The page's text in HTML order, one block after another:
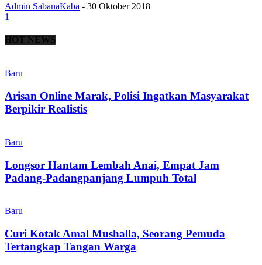
Admin SabanaKaba - 30 Oktober 2018
1
HOT NEWS
Baru
Arisan Online Marak, Polisi Ingatkan Masyarakat
Berpikir Realistis
Baru
Longsor Hantam Lembah Anai, Empat Jam
Padang-Padangpanjang Lumpuh Total
Baru
Curi Kotak Amal Mushalla, Seorang Pemuda
Tertangkap Tangan Warga